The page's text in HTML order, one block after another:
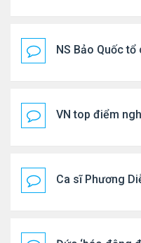
NS Bảo Quốc tổ
VN top điểm
Ca sĩ Phương